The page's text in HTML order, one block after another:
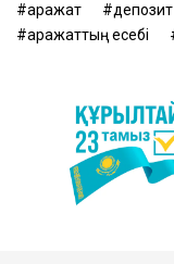
қаражат депозит
қаражаттың есебі